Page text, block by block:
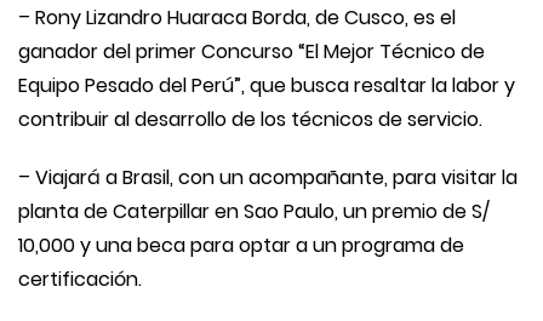
– Rony Lizandro Huaraca Borda, de Cusco, es el
ganador del primer Concurso “El Mejor Técnico de
Equipo Pesado del Perú”, que busca resaltar la labor y
contribuir al desarrollo de los técnicos de servicio.
– Viajará a Brasil, con un acompañante, para visitar la
planta de Caterpillar en Sao Paulo, un premio de S/
10,000 y una beca para optar a un programa de
certificación.